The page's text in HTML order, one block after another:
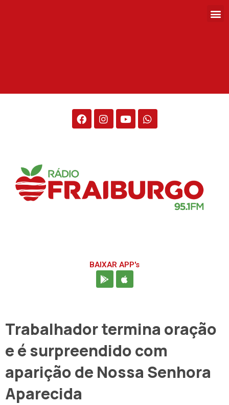
BAIXAR APP's
Trabalhador termina oração
e é surpreendido com
aparição de Nossa Senhora
Aparecida